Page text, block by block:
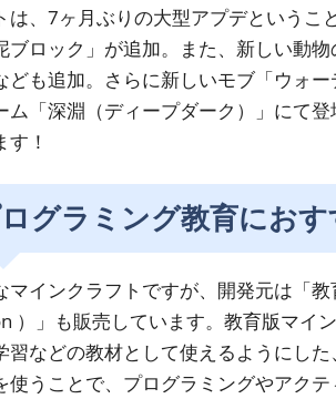
は、7ヶ月ぶりの大型アプデというこ
ブロック」が追加。また、新しい動
ども追加。さらに新しいモブ「ウォ
ム「深淵（ディープダーク）」にて
す！
グラミング教育にお
マインクラフトですが、開発元は「
）」も販売しています。教育版マイ
習などの教材として使えるようにし
使うことで、プログラミングやアク